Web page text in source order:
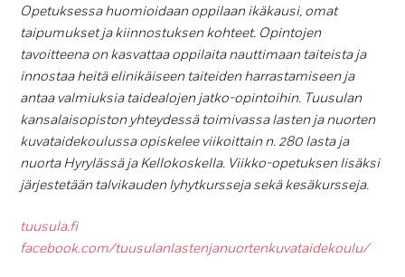
Opetuksessa huomioidaan oppilaan ikäkausi, omat
taipumukset ja kiinnostuksen kohteet. Opintojen
tavoitteena on kasvattaa oppilaita nauttimaan taiteista ja
innostaa heitä elinikäiseen taiteiden harrastamiseen ja
antaa valmiuksia taidealojen jatko-opintoihin. Tuusulan
kansalaisopiston yhteydessä toimivassa lasten ja nuorten
kuvataidekoulussa opiskelee viikoittain n. 280 lasta ja
nuorta Hyrylässä ja Kellokoskella. Viikko-opetuksen lisäksi
järjestetään talvikauden lyhytkursseja sekä kesäkursseja.
tuusula.fi
facebook.com/tuusulanlastenjanuortenkuvataidekoulu/